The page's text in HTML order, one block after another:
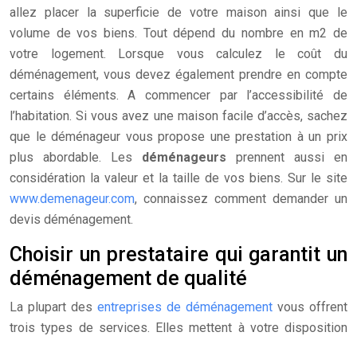
allez placer la superficie de votre maison ainsi que le
volume de vos biens. Tout dépend du nombre en m2 de
votre logement. Lorsque vous calculez le coût du
déménagement, vous devez également prendre en compte
certains éléments. A commencer par l’accessibilité de
l’habitation. Si vous avez une maison facile d’accès, sachez
que le déménageur vous propose une prestation à un prix
plus abordable. Les déménageurs prennent aussi en
considération la valeur et la taille de vos biens. Sur le site
www.demenageur.com, connaissez comment demander un
devis déménagement.
Choisir un prestataire qui garantit un
déménagement de qualité
La plupart des entreprises de déménagement vous offrent
trois types de services. Elles mettent à votre disposition